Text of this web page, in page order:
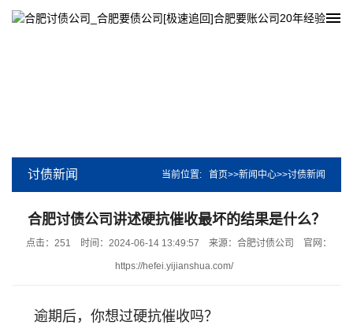
讨债新闻 当前位置: 首页>>新闻中心>>讨债新闻
合肥讨债公司讲述硬抗催收最坏的结果是什么？
点击：251 时间：2024-06-14 13:49:57 来源：合肥讨债公司 官网：
https://hefei.yijianshua.com/
逾期后，你想过硬抗催收吗？